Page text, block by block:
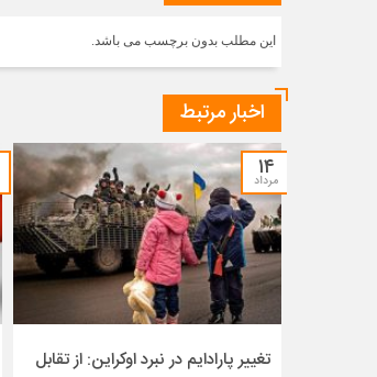
این مطلب بدون برچسب می باشد.
اخبار مرتبط
۱۴
مرداد
تغییر پارادایم در نبرد اوکراین: از تقابل